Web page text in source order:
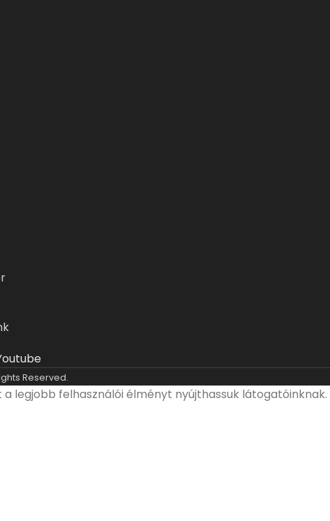
Reserved.
legjobb felhasználói élményt nyújthassuk látogatóinknak.